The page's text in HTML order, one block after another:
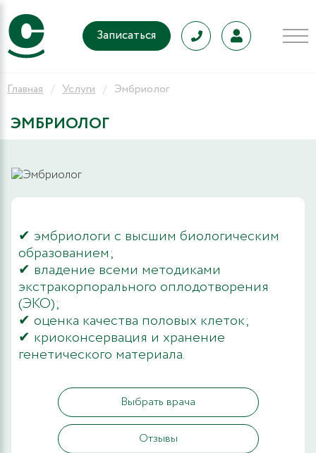
Записаться
Главная Услуги Эмбриолог
ЭМБРИОЛОГ
✔ эмбриологи с высшим биологическим
образованием;
✔ владение всеми методиками
экстракорпорального оплодотворения
(ЭКО);
✔ оценка качества половых клеток;
✔ криоконсервация и хранение
генетического материала.
Выбрать врача
Отзывы